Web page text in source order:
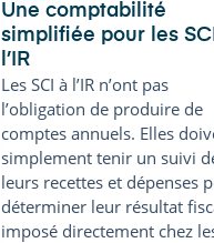
Une comptabilité
simplifiée pour les
l’IR
Les SCI à l’IR n’ont pas
l’obligation de produire de
comptes annuels. Elles
simplement tenir un suivi
leurs recettes et dépenses
déterminer leur résultat
imposé directement chez